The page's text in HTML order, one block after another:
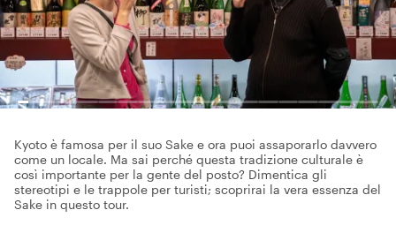
Kyoto è famosa per il suo Sake e ora puoi assaporarlo davvero
come un locale. Ma sai perché questa tradizione culturale è
così importante per la gente del posto? Dimentica gli
stereotipi e le trappole per turisti; scoprirai la vera essenza del
Sake in questo tour.